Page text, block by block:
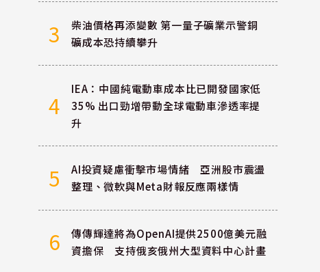
3
柴油價格再添變數 第一量子礦業示警銅
礦成本恐持續攀升
4
IEA：中國純電動車成本比已開發國家低
35% 出口勁增帶動全球電動車滲透率提
升
5
AI投資疑慮衝擊市場情緒 亞洲股市震盪
整理、微軟與Meta財報反應兩樣情
6
傳傳輝達將為OpenAI提供2500億美元融
資擔保 支持俄亥俄州大型資料中心計畫